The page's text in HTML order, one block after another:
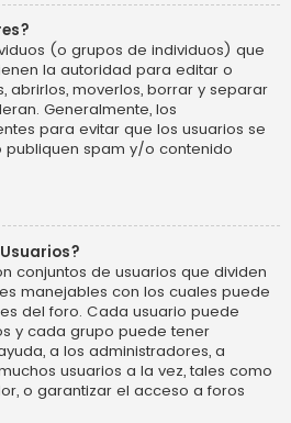
(o grupos de individuos) que
la autoridad para editar o
abrirlos, moverlos, borrar y separar
Generalmente, los
para evitar que los usuarios se
spam y/o contenido
conjuntos de usuarios que dividen
manejables con los cuales puede
del foro. Cada usuario puede
y cada grupo puede tener
a los administradores, a
usuarios a la vez, tales como
o garantizar el acceso a foros